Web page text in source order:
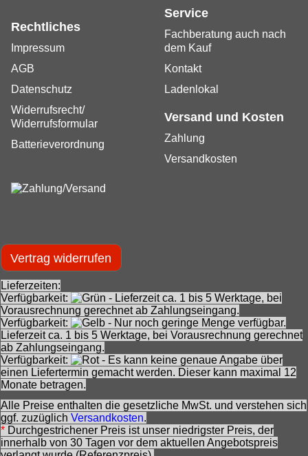
Service
Fachberatung auch nach
dem Kauf
Kontakt
Ladenlokal
Rechtliches
Impressum
AGB
Datenschutz
Widerrufsrecht/
Widerrufsformular
Batterieverordnung
Versand und Kosten
Zahlung
Versandkosten
Vertrag widerrufen
Lieferzeiten:
Verfügbarkeit:
- Lieferzeit ca. 1 bis 5 Werktage, bei
Vorausrechnung gerechnet ab Zahlungseingang.
Verfügbarkeit:
- Nur noch geringe Menge verfügbar.
Lieferzeit ca. 1 bis 5 Werktage, bei Vorausrechnung gerechnet
ab Zahlungseingang.
Verfügbarkeit:
- Es kann keine genaue Angabe über
einen Liefertermin gemacht werden. Dieser kann maximal 12
Monate betragen.
Alle Preise enthalten die gesetzliche MwSt. und verstehen sich
ggf. zuzüglich Versandkosten.
* Durchgestrichener Preis ist unser niedrigster Preis, der
innerhalb von 30 Tagen vor dem aktuellen Angebotspreis